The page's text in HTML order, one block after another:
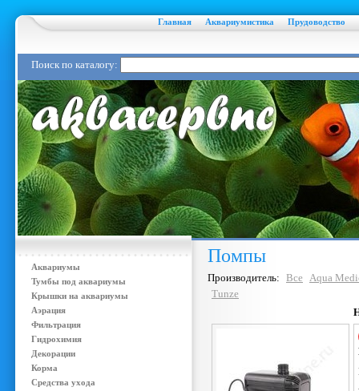
Главная Аквариумистика Прудоводство
Поиск по каталогу:
Аквариумы
Тумбы под аквариумы
Крышки на аквариумы
Аэрация
Фильтрация
Гидрохимия
Декорации
Корма
Средства ухода
Помпы
Производитель: Все Aqua
Tunze